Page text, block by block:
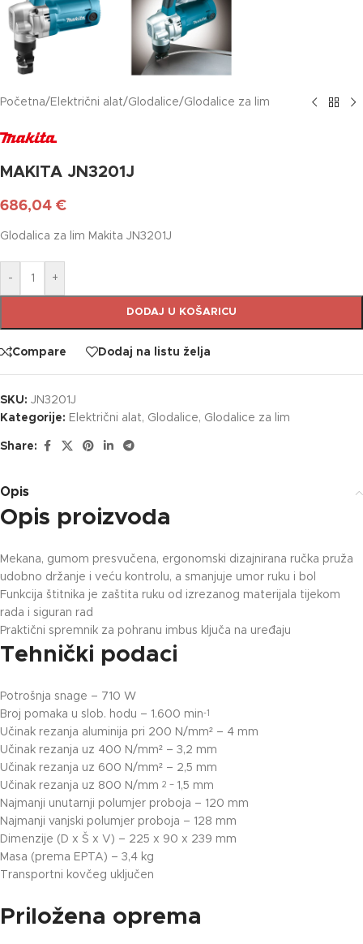
Početna/ Električni alat/Glodalice/Glodalice za lim
MAKITA JN3201J
686,04 €
Glodalica za lim Makita JN3201J
- +
DODAJ U KOŠARICU
Compare Dodaj na listu želja
SKU: JN3201J
Kategorije: Električni alat, Glodalice, Glodalice za lim
Share:
Opis
Opis proizvoda
Mekana, gumom presvučena, ergonomski dizajnirana ručka pruža
udobno držanje i veću kontrolu, a smanjuje umor ruku i bol
Funkcija štitnika je zaštita ruku od izrezanog materijala tijekom
rada i siguran rad
Praktični spremnik za pohranu imbus ključa na uređaju
Tehnički podaci
Potrošnja snage – 710 W
Broj pomaka u slob. hodu – 1.600 min-1
Učinak rezanja aluminija pri 200 N/mm² – 4 mm
Učinak rezanja uz 400 N/mm² – 3,2 mm
Učinak rezanja uz 600 N/mm² – 2,5 mm
Učinak rezanja uz 800 N/mm 2 – 1,5 mm
Najmanji unutarnji polumjer proboja – 120 mm
Najmanji vanjski polumjer proboja – 128 mm
Dimenzije (D x Š x V) – 225 x 90 x 239 mm
Masa (prema EPTA) – 3,4 kg
Transportni kovčeg uključen
Priložena oprema